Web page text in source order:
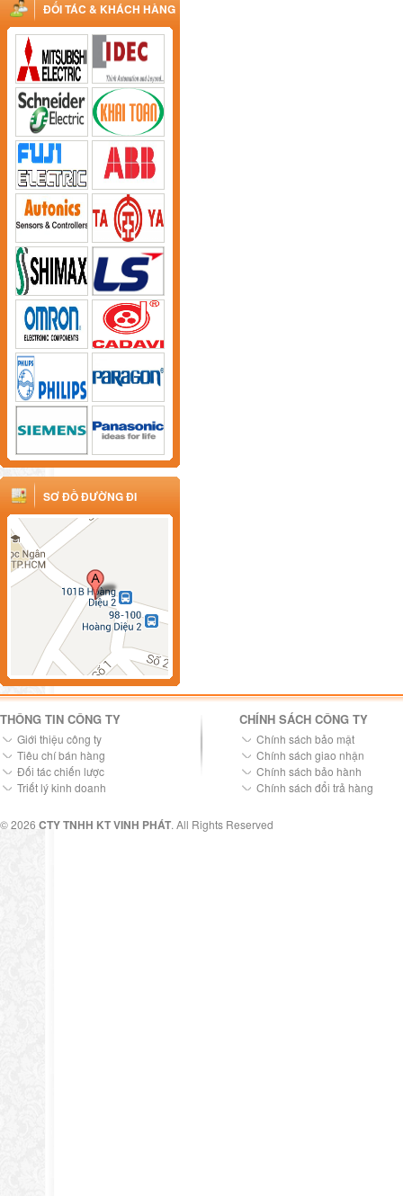
ĐỐI TÁC & KHÁCH HÀNG
SƠ ĐỒ ĐƯỜNG ĐI
THÔNG TIN CÔNG TY
Giới thiệu công ty
Tiêu chí bán hàng
Đối tác chiến lược
Triết lý kinh doanh
CHÍNH SÁCH CÔNG TY
Chính sách bảo mật
Chính sách giao nhận
Chính sách bảo hành
Chính sách đổi trả hàng
© 2026 CTY TNHH KT VINH PHÁT. All Rights Reserved